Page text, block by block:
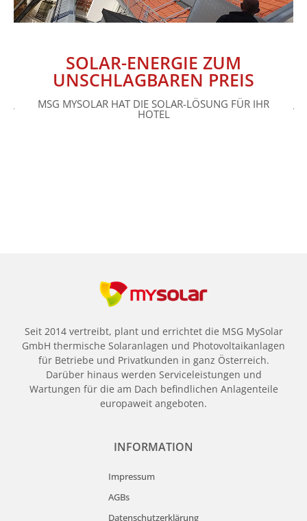
SOLAR-ENERGIE ZUM
UNSCHLAGBAREN PREIS
MSG MYSOLAR HAT DIE SOLAR-LÖSUNG FÜR IHR
HOTEL
Seit 2014 vertreibt, plant und errichtet die MSG MySolar
GmbH thermische Solaranlagen und Photovoltaikanlagen
für Betriebe und Privatkunden in ganz Österreich.
Darüber hinaus werden Serviceleistungen und
Wartungen für die am Dach befindlichen Anlagenteile
europaweit angeboten.
INFORMATION
Impressum
AGBs
Datenschutzerklärung